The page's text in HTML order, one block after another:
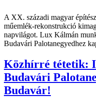
A XX. századi magyar
műemlék-rekonstrukció
napvilágot. Lux Kálmán
Budavári Palotanegyedhez
Közhírré tétetik:
Budavári
Budavár!